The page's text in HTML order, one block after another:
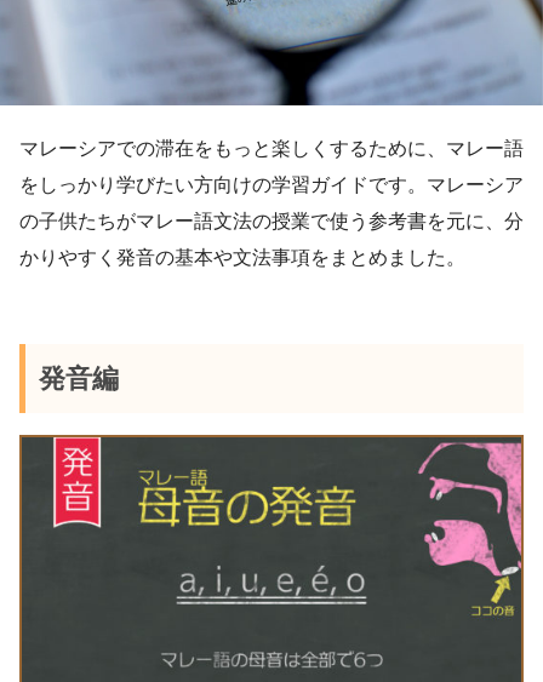
マレーシアでの滞在をもっと楽しくするために、マレー語
をしっかり学びたい方向けの学習ガイドです。マレーシア
の子供たちがマレー語文法の授業で使う参考書を元に、分
かりやすく発音の基本や文法事項をまとめました。
発音編